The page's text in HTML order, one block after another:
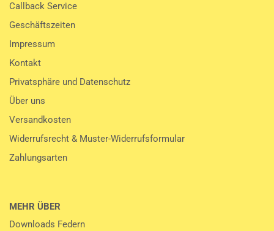
Callback Service
Geschäftszeiten
Impressum
Kontakt
Privatsphäre und Datenschutz
Über uns
Versandkosten
Widerrufsrecht & Muster-Widerrufsformular
Zahlungsarten
MEHR ÜBER
Downloads Federn